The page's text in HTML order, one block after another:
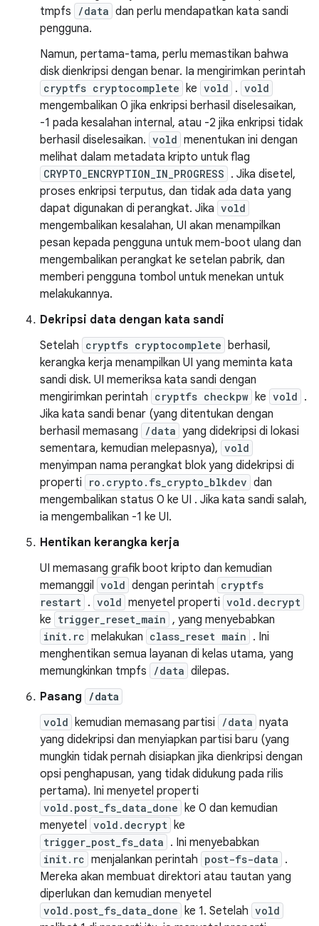
tmpfs
/data dan perlu mendapatkan kata sandi
pengguna.
Namun, pertama-tama, perlu memastikan bahwa
disk dienkripsi dengan benar. Ia mengirimkan perintah
cryptfs cryptocomplete ke vold . vold
mengembalikan 0 jika enkripsi berhasil diselesaikan,
-1 pada kesalahan internal, atau -2 jika enkripsi tidak
berhasil diselesaikan. vold menentukan ini dengan
melihat dalam metadata kripto untuk flag
CRYPTO_ENCRYPTION_IN_PROGRESS . Jika disetel,
proses enkripsi terputus, dan tidak ada data yang
dapat digunakan di perangkat. Jika vold
mengembalikan kesalahan, UI akan menampilkan
pesan kepada pengguna untuk mem-boot ulang dan
mengembalikan perangkat ke setelan pabrik, dan
memberi pengguna tombol untuk menekan untuk
melakukannya.
Dekripsi data dengan kata sandi
Setelah cryptfs cryptocomplete berhasil,
kerangka kerja menampilkan UI yang meminta kata
sandi disk. UI memeriksa kata sandi dengan
mengirimkan perintah cryptfs checkpw ke vold .
Jika kata sandi benar (yang ditentukan dengan
berhasil memasang
/data yang didekripsi di lokasi
sementara, kemudian melepasnya), vold
menyimpan nama perangkat blok yang didekripsi di
properti
ro.crypto.fs_crypto_blkdev dan
mengembalikan status 0 ke UI . Jika kata sandi salah,
ia mengembalikan -1 ke UI.
Hentikan kerangka kerja
UI memasang grafik boot kripto dan kemudian
memanggil vold dengan perintah cryptfs
restart . vold menyetel properti vold.decrypt
ke trigger_reset_main , yang menyebabkan
init.rc melakukan class_reset main . Ini
menghentikan semua layanan di kelas utama, yang
memungkinkan tmpfs
/data dilepas.
Pasang /data
vold kemudian memasang partisi /data nyata
yang didekripsi dan menyiapkan partisi baru (yang
mungkin tidak pernah disiapkan jika dienkripsi dengan
opsi penghapusan, yang tidak didukung pada rilis
pertama). Ini menyetel properti
vold.post_fs_data_done ke 0 dan kemudian
menyetel vold.decrypt ke
trigger_post_fs_data . Ini menyebabkan
init.rc menjalankan perintah post-fs-data .
Mereka akan membuat direktori atau tautan yang
diperlukan dan kemudian menyetel
vold.post_fs_data_done ke 1. Setelah vold